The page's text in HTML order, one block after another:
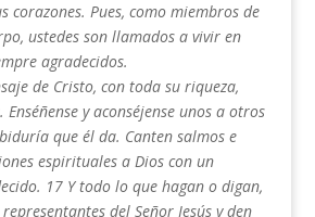
corazones. Pues, como miembros de
ustedes son llamados a vivir en
agradecidos.
de Cristo, con toda su riqueza,
Enséñense y aconséjense unos a otros
que él da. Canten salmos e
espirituales a Dios con un
17 Y todo lo que hagan o digan,
del Señor Jesús y den